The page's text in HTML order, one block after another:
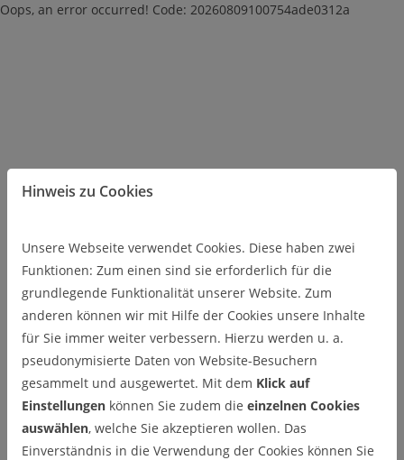
Oops, an error occurred! Code: 20260809100754ade0312a
Hinweis zu Cookies
Unsere Webseite verwendet Cookies. Diese haben zwei
Funktionen: Zum einen sind sie erforderlich für die
grundlegende Funktionalität unserer Website. Zum
anderen können wir mit Hilfe der Cookies unsere Inhalte
für Sie immer weiter verbessern. Hierzu werden u. a.
pseudonymisierte Daten von Website-Besuchern
gesammelt und ausgewertet. Mit dem Klick auf
Einstellungen können Sie zudem die einzelnen Cookies
auswählen, welche Sie akzeptieren wollen. Das
Einverständnis in die Verwendung der Cookies können Sie